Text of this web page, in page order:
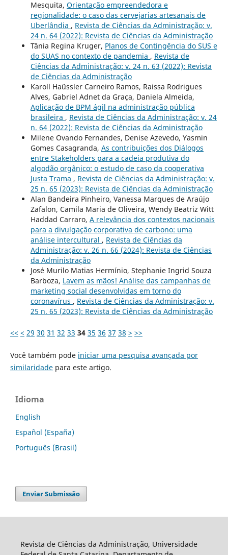
Mesquita, Orientação empreendedora e
regionalidade: o caso das cervejarias artesanais de
Uberlândia , Revista de Ciências da Administração: v.
24 n. 64 (2022): Revista de Ciências da Administração
Tânia Regina Kruger, Planos de Contingência do SUS e
do SUAS no contexto de pandemia , Revista de
Ciências da Administração: v. 24 n. 63 (2022): Revista
de Ciências da Administração
Karoll Haüssler Carneiro Ramos, Raissa Rodrigues
Alves, Gabriel Adnet da Graça, Daniela Almeida,
Aplicação de BPM ágil na administração pública
brasileira , Revista de Ciências da Administração: v. 24
n. 64 (2022): Revista de Ciências da Administração
Milene Ovando Fernandes, Denise Azevedo, Yasmin
Gomes Casagranda, As contribuições dos Diálogos
entre Stakeholders para a cadeia produtiva do
algodão orgânico: o estudo de caso da cooperativa
Justa Trama , Revista de Ciências da Administração: v.
25 n. 65 (2023): Revista de Ciências da Administração
Alan Bandeira Pinheiro, Vanessa Marques de Araújo
Zafalon, Camila Maria de Oliveira, Wendy Beatriz Witt
Haddad Carraro, A relevância dos contextos nacionais
para a divulgação corporativa de carbono: uma
análise intercultural , Revista de Ciências da
Administração: v. 26 n. 66 (2024): Revista de Ciências
da Administração
José Murilo Matias Hermínio, Stephanie Ingrid Souza
Barboza, Lavem as mãos! Análise das campanhas de
marketing social desenvolvidas em torno do
coronavírus , Revista de Ciências da Administração: v.
25 n. 65 (2023): Revista de Ciências da Administração
<< < 29 30 31 32 33 34 35 36 37 38 > >>
Você também pode iniciar uma pesquisa avançada por
similaridadepara este artigo.
Idioma
English
Español (España)
Português (Brasil)
Enviar Submissão
Revista de Ciências da Administração, Universidade